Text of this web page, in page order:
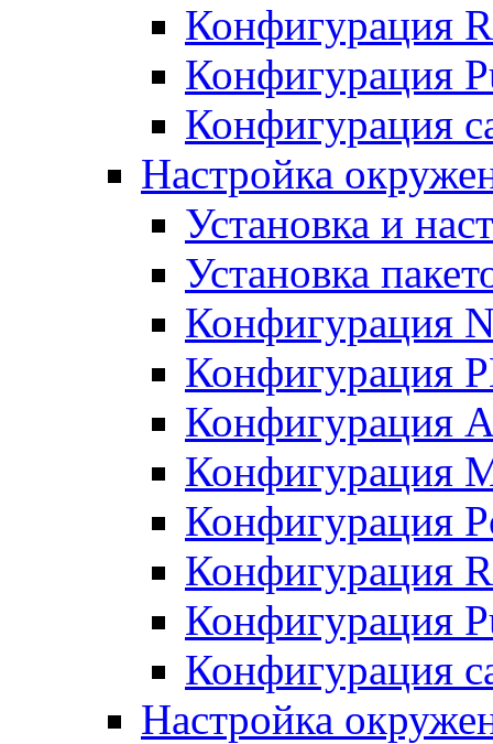
Конфигурация
Конфигурация
Конфигурация
Настройка
Установка и
Установка
Конфигурация
Конфигурация
Конфигурация
Конфигурация
Конфигурация
Конфигурация
Конфигурация
Конфигурация
Настройка